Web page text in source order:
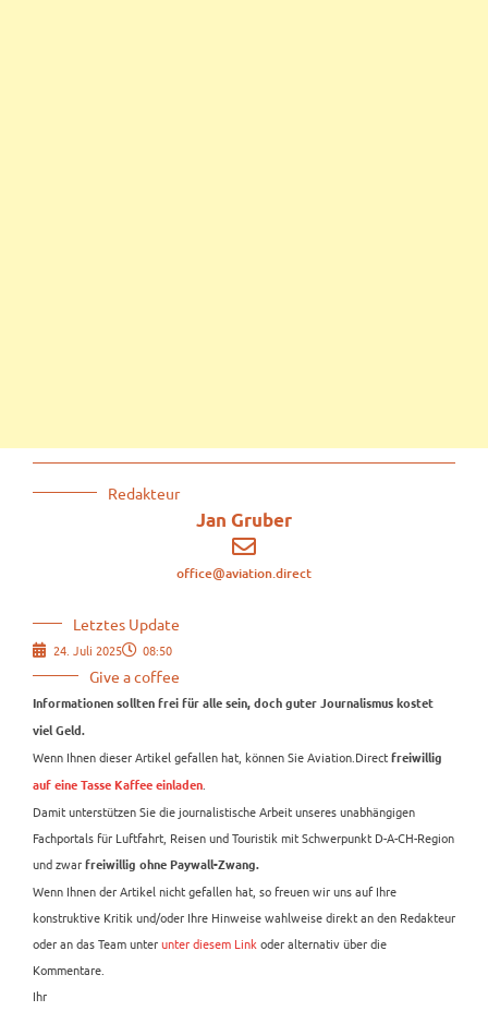
Redakteur
Jan Gruber
office@aviation.direct
Letztes Update
24. Juli 2025 08:50
Give a coffee
Informationen sollten frei für alle sein, doch guter Journalismus kostet
viel Geld.
Wenn Ihnen dieser Artikel gefallen hat, können Sie Aviation.Direct freiwillig
auf eine Tasse Kaffee einladen
Damit unterstützen Sie die journalistische Arbeit unseres unabhängigen
Fachportals für Luftfahrt, Reisen und Touristik mit Schwerpunkt D-A-CH-Region
und zwar freiwillig ohne Paywall-Zwang.
Wenn Ihnen der Artikel nicht gefallen hat, so freuen wir uns auf Ihre
konstruktive Kritik und/oder Ihre Hinweise wahlweise direkt an den Redakteur
oder an das Team unterunter diesem Link oder alternativ über die
Kommentare.
Ihr